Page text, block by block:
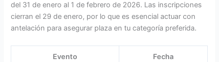
del 31 de enero al 1 de febrero de 2026. Las inscripciones
cierran el 29 de enero, por lo que es esencial actuar con
antelación para asegurar plaza en tu categoría preferida.
Evento Fecha